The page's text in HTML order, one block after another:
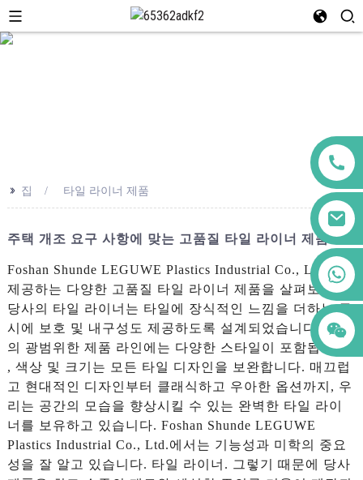
+86 123456789122
>> 집 타일 ​​라이너 제품
주택 개조 요구 사항에 맞는 고품질 타일 라이너 제품
Foshan Shunde LEGUWE Plastics Industrial Co., Ltd.에서
제공하는 다양한 고품질 타일 라이너 제품을 살펴보세요.
당사의 타일 라이너는 타일에 장식적인 느낌을 더하는 동
시에 보호 및 내구성도 제공하도록 설계되었습니다. 당사
의 광범위한 제품 라인에는 다양한 스타일이 포함됩니다.
, 색상 및 크기는 모든 타일 디자인을 보완합니다. 매끄럽
고 현대적인 디자인부터 클래식하고 우아한 옵션까지, 우
리는 공간의 모습을 향상시킬 수 있는 완벽한 타일 라이
너를 보유하고 있습니다. Foshan Shunde LEGUWE
Plastics Industrial Co., Ltd.에서는 기능성과 미학의 중요
성을 잘 알고 있습니다. 타일 ​​라이너. 그렇기 때문에 당사